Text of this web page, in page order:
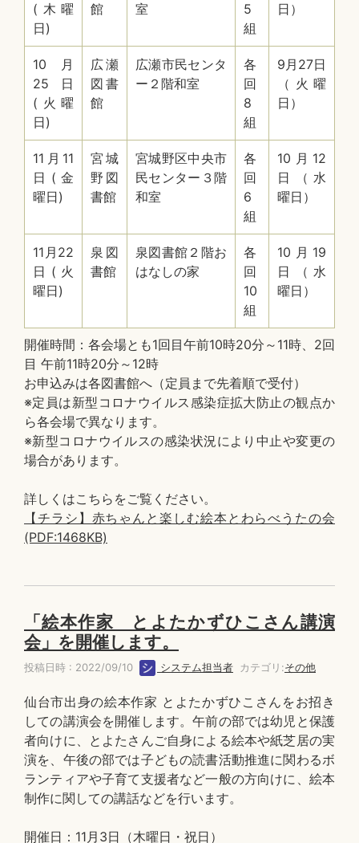
(木曜
日)
館
室
5
組
日）
10月
25日
(火曜
日)
広瀬
図書
館
広瀬市民センタ
ー２階和室
各
回
8
組
9月27日
（火曜
日）
11月11
日(金
曜日)
宮城
野図
書館
宮城野区中央市
民センター３階
和室
各
回
6
組
10月12
日（水
曜日）
11月22
日(火
曜日)
泉図
書館
泉図書館２階お
はなしの家
各
回
10
組
10月19
日（水
曜日）
開催時間：各会場とも1回目午前10時20分～11時、2回
目 午前11時20分～12時
お申込みは各図書館へ（定員まで先着順で受付）
※定員は新型コロナウイルス感染症拡大防止の観点か
ら各会場で異なります。
※新型コロナウイルスの感染状況により中止や変更の
場合があります。
詳しくはこちらをご覧ください。
【チラシ】赤ちゃんと楽しむ絵本とわらべうたの会
(PDF:1468KB)
「絵本作家 とよたかずひこさん講演
会」を開催します。
投稿日時 : 2022/09/10 システム担当者 カテゴリ:その他
仙台市出身の絵本作家 とよたかずひこさんをお招き
しての講演会を開催します。午前の部では幼児と保護
者向けに、とよたさんご自身による絵本や紙芝居の実
演を、午後の部では子どもの読書活動推進に関わるボ
ランティアや子育て支援者など一般の方向けに、絵本
制作に関しての講話などを行います。
開催日：11月3日（木曜日・祝日）